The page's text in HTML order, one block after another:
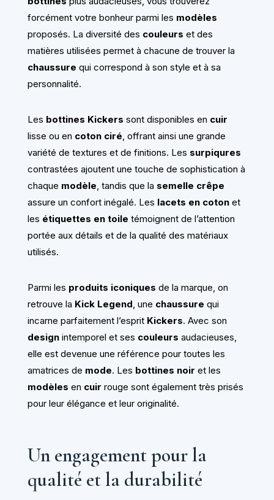
forcément votre bonheur parmi les modèles
proposés. La diversité des couleurs et des
matières utilisées permet à chacune de trouver la
chaussure qui correspond à son style et à sa
personnalité.
Les bottines Kickers sont disponibles en cuir
lisse ou en coton ciré, offrant ainsi une grande
variété de textures et de finitions. Les surpiqures
contrastées ajoutent une touche de sophistication à
chaque modèle, tandis que la semelle crêpe
assure un confort inégalé. Les lacets en cotonet
les étiquettes en toile témoignent de l’attention
portée aux détails et de la qualité des matériaux
utilisés.
Parmi les produits iconiques de la marque, on
retrouve la Kick Legend, une chaussure qui
incarne parfaitement l’esprit Kickers. Avec son
designintemporel et ses couleurs audacieuses,
elle est devenue une référence pour toutes les
amatrices de mode. Les bottines noir et les
modèles en cuir rouge sont également très prisés
pour leur élégance et leur originalité.
Un engagement pour la
qualité et la durabilité